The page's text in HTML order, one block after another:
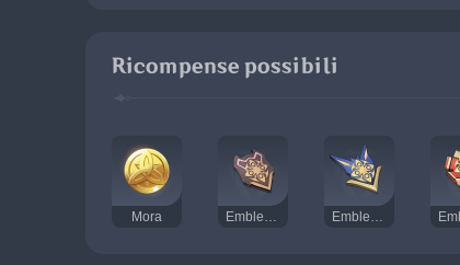
Ricompense possibili
Mora Emblema della recluta Emblema del sergente